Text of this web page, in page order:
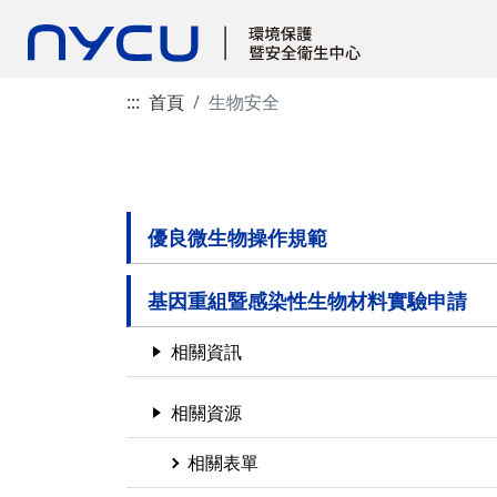
::: 首頁 生物安全
優良微生物操作規範
基因重組暨感染性生物材料實驗申請
相關資訊
相關資源
相關表單